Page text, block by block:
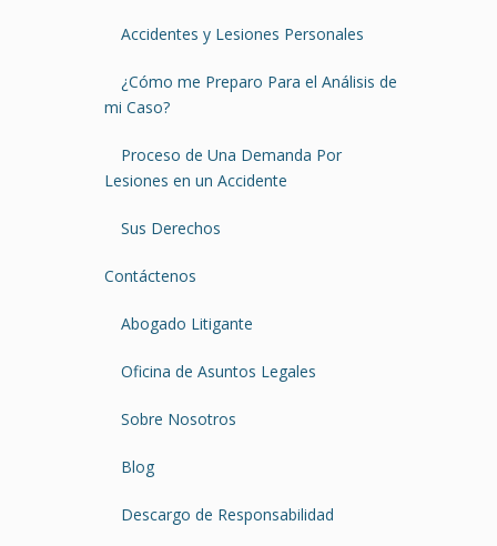
Accidentes y Lesiones Personales
¿Cómo me Preparo Para el Análisis de
mi Caso?
Proceso de Una Demanda Por
Lesiones en un Accidente
Sus Derechos
Contáctenos
Abogado Litigante
Oficina de Asuntos Legales
Sobre Nosotros
Blog
Descargo de Responsabilidad